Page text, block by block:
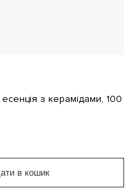
з керамідами, 100
в кошик